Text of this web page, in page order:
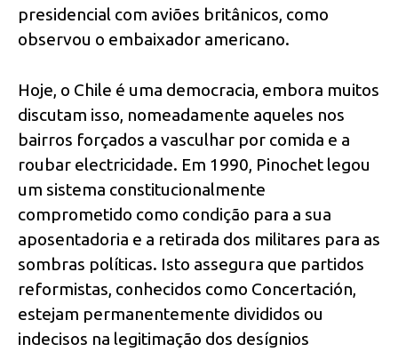
presidencial com aviões britânicos, como
observou o embaixador americano.
Hoje, o Chile é uma democracia, embora muitos
discutam isso, nomeadamente aqueles nos
bairros forçados a vasculhar por comida e a
roubar electricidade. Em 1990, Pinochet legou
um sistema constitucionalmente
comprometido como condição para a sua
aposentadoria e a retirada dos militares para as
sombras políticas. Isto assegura que partidos
reformistas, conhecidos como Concertación,
estejam permanentemente divididos ou
indecisos na legitimação dos desígnios